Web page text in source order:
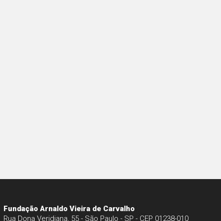
Fundação Arnaldo Vieira de Carvalho
Rua Dona Veridiana, 55 - São Paulo - SP - CEP 01238-010